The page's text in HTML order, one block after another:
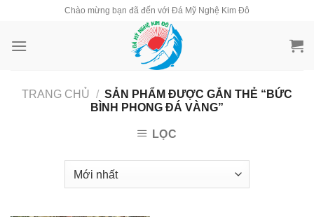
content
Chào mừng bạn đã đến với Đá Mỹ Nghệ Kim Đô
TRANG CHỦ / SẢN PHẨM ĐƯỢC GẮN THẺ “BỨC
BÌNH PHONG ĐÁ VÀNG”
LỌC